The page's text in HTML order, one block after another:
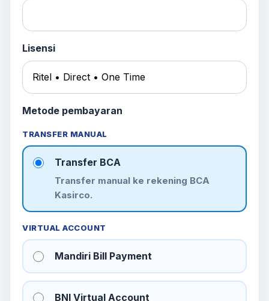
Lisensi
Metode pembayaran
TRANSFER MANUAL
Transfer BCA
Transfer manual ke rekening BCA
Kasirco.
VIRTUAL ACCOUNT
Mandiri Bill Payment
BNI Virtual Account